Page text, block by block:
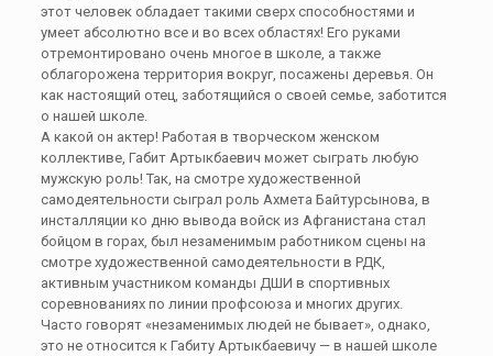
этот человек обладает такими сверх способностями и
умеет абсолютно все и во всех областях! Его руками
отремонтировано очень многое в школе, а также
облагорожена территория вокруг, посажены деревья. Он
как настоящий отец, заботящийся о своей семье, заботится
о нашей школе.
А какой он актер! Работая в творческом женском
коллективе, Габит Артыкбаевич может сыграть любую
мужскую роль! Так, на смотре художественной
самодеятельности сыграл роль Ахмета Байтурсынова, в
инсталляции ко дню вывода войск из Афганистана стал
бойцом в горах, был незаменимым работником сцены на
смотре художественной самодеятельности в РДК,
активным участником команды ДШИ в спортивных
соревнованиях по линии профсоюза и многих других.
Часто говорят «незаменимых людей не бывает», однако,
это не относится к Габиту Артыкбаевичу — в нашей школе